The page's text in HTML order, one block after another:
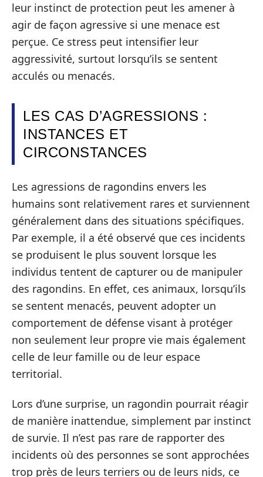
leur instinct de protection peut les amener à
agir de façon agressive si une menace est
perçue. Ce stress peut intensifier leur
aggressivité, surtout lorsqu’ils se sentent
acculés ou menacés.
LES CAS D’AGRESSIONS :
INSTANCES ET
CIRCONSTANCES
Les agressions de ragondins envers les
humains sont relativement rares et surviennent
généralement dans des situations spécifiques.
Par exemple, il a été observé que ces incidents
se produisent le plus souvent lorsque les
individus tentent de capturer ou de manipuler
des ragondins. En effet, ces animaux, lorsqu’ils
se sentent menacés, peuvent adopter un
comportement de défense visant à protéger
non seulement leur propre vie mais également
celle de leur famille ou de leur espace
territorial.
Lors d’une surprise, un ragondin pourrait réagir
de manière inattendue, simplement par instinct
de survie. Il n’est pas rare de rapporter des
incidents où des personnes se sont approchées
trop près de leurs terriers ou de leurs nids, ce